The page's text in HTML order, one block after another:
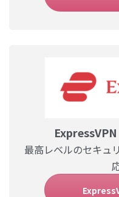
ExpressVPN
最高レベルのセキュ